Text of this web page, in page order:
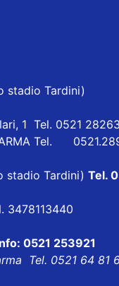
stadio Tardini)
1 Tel. 0521
Tel.
stadio Tardini) Tel.
3478113440
0521 253921
Tel. 0521 64 81